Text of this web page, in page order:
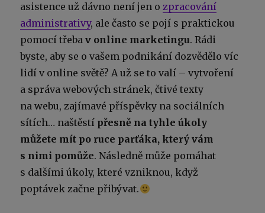
asistence už dávno není jen ozpracování
administrativy, ale často se pojí s praktickou
pomocí třebav online marketingu. Rádi
byste, aby se o vašem podnikání dozvědělo víc
lidí v online světě? A už se to valí – vytvoření
a správa webových stránek, čtivé texty
na webu, zajímavé příspěvky na sociálních
sítích… naštěstí přesně na tyhle úkoly
můžete mít po ruce parťáka, který vám
s nimi pomůže. Následně může pomáhat
s dalšími úkoly, které vzniknou, když
poptávek začne přibývat.